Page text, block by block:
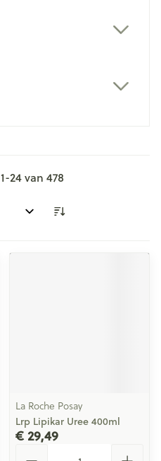
1-24van 478
La Roche Posay
Lrp Lipikar Uree 400ml
€ 29,49